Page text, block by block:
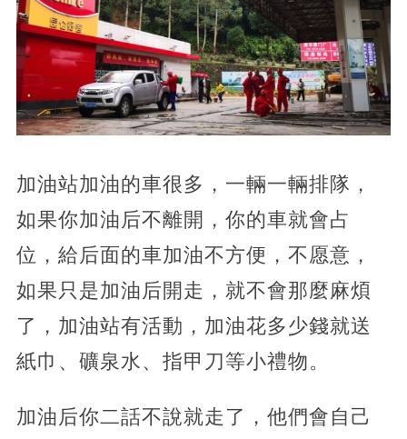
加油站加油的車很多，一輛一輛排隊，
如果你加油后不離開，你的車就會占
位，給后面的車加油不方便，不愿意，
如果只是加油后開走，就不會那麼麻煩
了，加油站有活動，加油花多少錢就送
紙巾、礦泉水、指甲刀等小禮物。
加油后你二話不說就走了，他們會自己